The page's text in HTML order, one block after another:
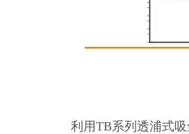
利用TB系列透浦式